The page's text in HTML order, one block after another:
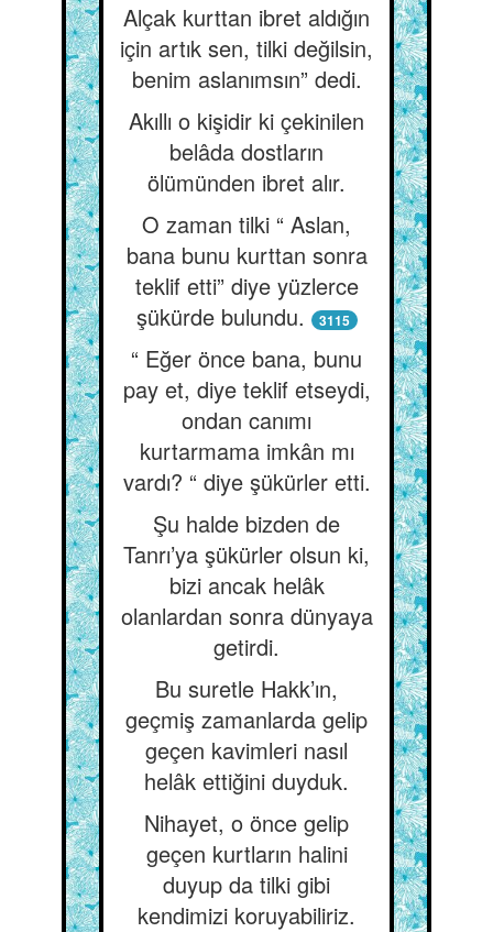
Alçak kurttan ibret aldığın
için artık sen, tilki değilsin,
benim aslanımsın” dedi.
Akıllı o kişidir ki çekinilen
belâda dostların
ölümünden ibret alır.
O zaman tilki “ Aslan,
bana bunu kurttan sonra
teklif etti” diye yüzlerce
şükürde bulundu.
3115
“ Eğer önce bana, bunu
pay et, diye teklif etseydi,
ondan canımı
kurtarmama imkân mı
vardı? “ diye şükürler etti.
Şu halde bizden de
Tanrı’ya şükürler olsun ki,
bizi ancak helâk
olanlardan sonra dünyaya
getirdi.
Bu suretle Hakk’ın,
geçmiş zamanlarda gelip
geçen kavimleri nasıl
helâk ettiğini duyduk.
Nihayet, o önce gelip
geçen kurtların halini
duyup da tilki gibi
kendimizi koruyabiliriz.